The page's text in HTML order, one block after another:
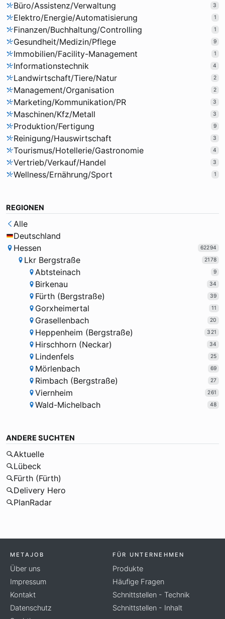
Büro/Assistenz/Verwaltung 3
Elektro/Energie/Automatisierung 1
Finanzen/Buchhaltung/Controlling 1
Gesundheit/Medizin/Pflege 9
Immobilien/Facility-Management 1
Informationstechnik 4
Landwirtschaft/Tiere/Natur 2
Management/Organisation 2
Marketing/Kommunikation/PR 3
Maschinen/Kfz/Metall 3
Produktion/Fertigung 9
Reinigung/Hauswirtschaft 3
Tourismus/Hotellerie/Gastronomie 4
Vertrieb/Verkauf/Handel 3
Wellness/Ernährung/Sport 1
REGIONEN
Alle
Deutschland
Hessen
62294
Lkr Bergstraße 2178
Abtsteinach 9
Birkenau 34
Fürth (Bergstraße) 39
Gorxheimertal 11
Grasellenbach 20
Heppenheim (Bergstraße) 321
Hirschhorn (Neckar) 34
Lindenfels 25
Mörlenbach 69
Rimbach (Bergstraße) 27
Viernheim 261
Wald-Michelbach 48
ANDERE SUCHTEN
Aktuelle
Lübeck
Fürth (Fürth)
Delivery Hero
PlanRadar
METAJOB
Über uns
Impressum
Kontakt
Datenschutz
FÜR UNTERNEHMEN
Produkte
Häufige Fragen
Schnittstellen - Technik
Schnittstellen - Inhalt